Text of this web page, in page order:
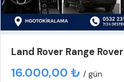
Land Rover Range Rover
16.000,00 ₺ / gün